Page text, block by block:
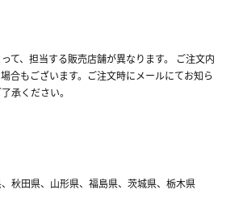
て、担当する販売店舗が異なります。 ご注文内
合もございます。ご注文時にメールにてお知ら
承ください。
秋田県、山形県、福島県、茨城県、栃木県